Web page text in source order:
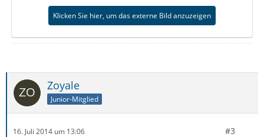
Klicken Sie hier, um das externe Bild anzuzeigen
Zoyale
Junior-Mitglied
16. Juli 2014 um 13:06 #3